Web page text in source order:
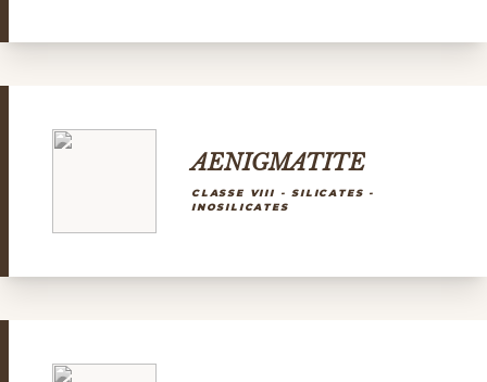
AENIGMATITE
CLASSE VIII - SILICATES -
INOSILICATES